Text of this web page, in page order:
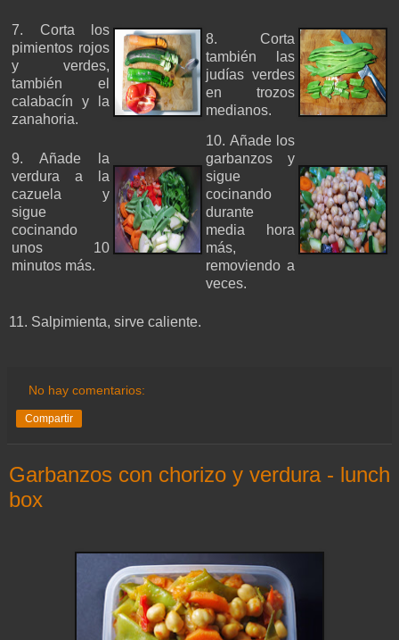
7. Corta los
pimientos rojos
y verdes,
también el
calabacín y la
zanahoria.
8. Corta
también las
judías verdes
en trozos
medianos.
9. Añade la
verdura a la
cazuela y
sigue
cocinando
unos 10
minutos más.
10. Añade los
garbanzos y
sigue
cocinando
durante
media hora
más,
removiendo a
veces.
11. Salpimienta, sirve caliente.
No hay comentarios:
Compartir
Garbanzos con chorizo y verdura - lunch
box